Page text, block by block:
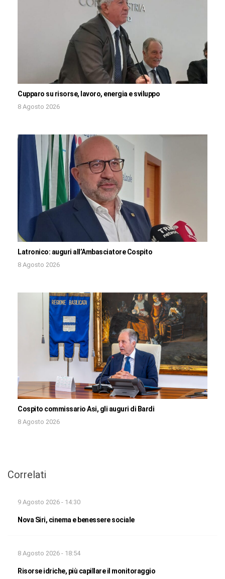
Cupparo su risorse, lavoro, energia e sviluppo
8 Agosto 2026
Latronico: auguri all’Ambasciatore Cospito
8 Agosto 2026
Cospito commissario Asi, gli auguri di Bardi
8 Agosto 2026
Correlati
9 Agosto 2026 - 14:30
Nova Siri, cinema e benessere sociale
8 Agosto 2026 - 18:54
Risorse idriche, più capillare il monitoraggio